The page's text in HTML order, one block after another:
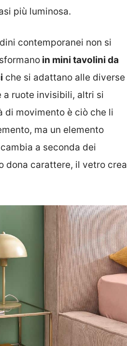
più luminosa.
contemporanei non si
in mini tavolini da
che si adattano alle diverse
a ruote invisibili, altri si
di movimento è ciò che li
ma un elemento
a seconda dei
dona carattere, il vetro crea